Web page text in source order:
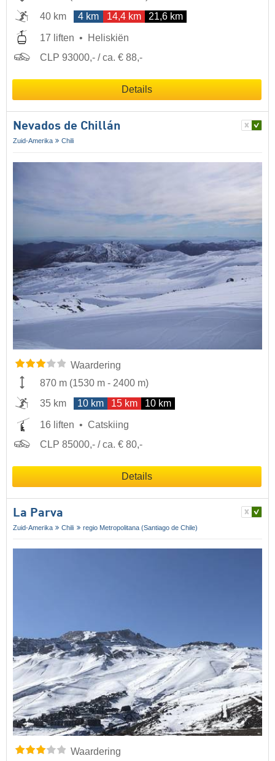
40 km
4 km 14,4 km 21,6 km
17 liften
Heliskiën
CLP 93000,- / ca. € 88,-
Details
Nevados de Chillán
Zuid-Amerika Chili
Waardering
870 m (1530 m - 2400 m)
35 km
10 km 15 km 10 km
16 liften
Catskiing
CLP 85000,- / ca. € 80,-
Details
La Parva
Zuid-Amerika Chili regio Metropolitana (Santiago de Chile)
Waardering